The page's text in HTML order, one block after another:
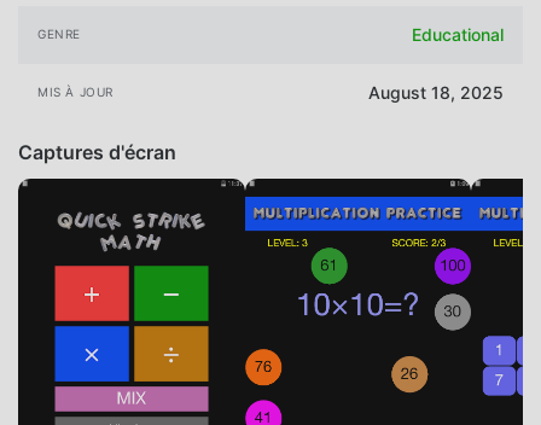
GENRE Educational
MIS À JOUR August 18, 2025
Captures d'écran